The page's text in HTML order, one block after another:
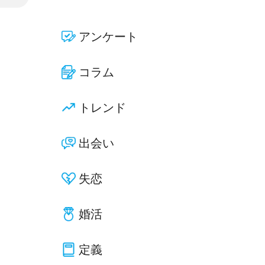
アンケート
コラム
トレンド
出会い
失恋
婚活
定義